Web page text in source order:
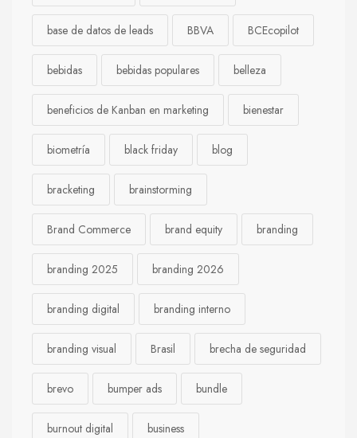
base de datos de leads BBVA BCEcopilot
bebidas bebidas populares belleza
beneficios de Kanban en marketing bienestar
biometría black friday blog
bracketing brainstorming
Brand Commerce brand equity branding
branding 2025 branding 2026
branding digital branding interno
branding visual Brasil brecha de seguridad
brevo bumper ads bundle
burnout digital business